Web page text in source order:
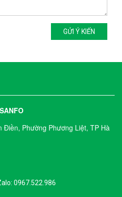
GỬI Ý KIẾN
Điền, Phường Phương Liệt, TP Hà
0967.522.986